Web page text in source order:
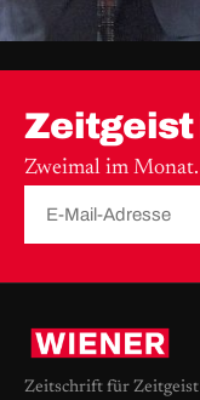
Zeitgeist
Zweimal im
Zeitschrift für Zeitgeist